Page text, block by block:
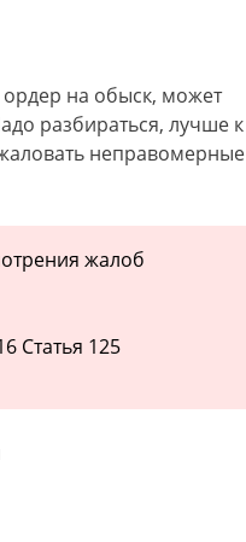
на обыск, может
разбираться, лучше к
неправомерные
жалоб
Статья 125